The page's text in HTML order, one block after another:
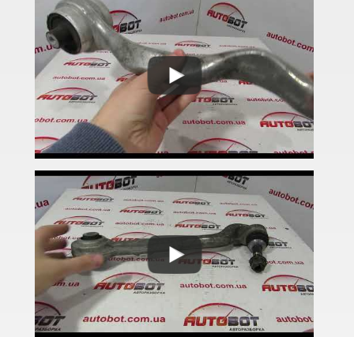
M3 E46
3 Series E90, E91, E92, E93
M3 E90/E92/E93
3 Series F30, F31, F36
3 Series F34
M3 F80
3 Series G20/G21
4 Series F32
4 Series F33
4 Series F36